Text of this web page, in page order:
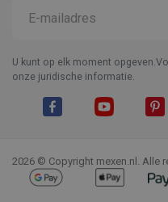
U kunt op elk moment
onze juridische informatie.
2026 © Copyright mexen.nl. Alle